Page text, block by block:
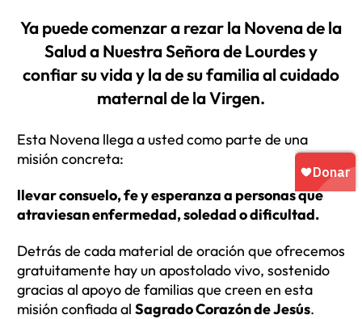
Ya puede comenzar a rezar la Novena de la
Salud a Nuestra Señora de Lourdes y
confiar su vida y la de su familia al cuidado
maternal de la Virgen.
Esta Novena llega a usted como parte de una
misión concreta:
llevar consuelo, fe y esperanza a personas que
atraviesan enfermedad, soledad o dificultad.
Detrás de cada material de oración que ofrecemos
gratuitamente hay un apostolado vivo, sostenido
gracias al apoyo de familias que creen en esta
misión confiada al Sagrado Corazón de Jesús.